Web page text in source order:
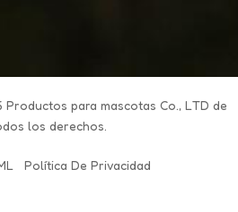
para mascotas Co., LTD de
los derechos.
Política De Privacidad